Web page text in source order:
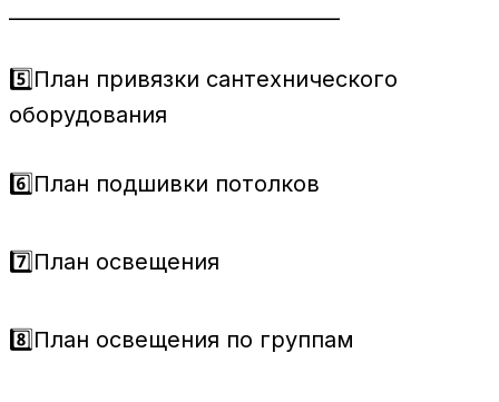
5️⃣План привязки сантехнического
оборудования
6️⃣План подшивки потолков
7️⃣План освещения
8️⃣План освещения по группам